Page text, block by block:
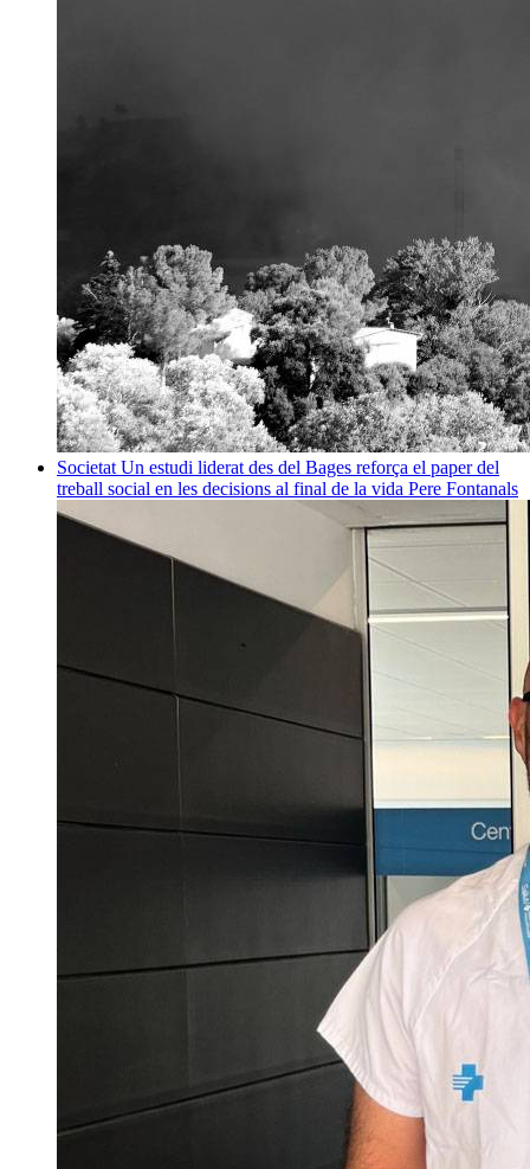
Societat Un estudi liderat des del Bages reforça el paper del
treball social en les decisions al final de la vida Pere Fontanals